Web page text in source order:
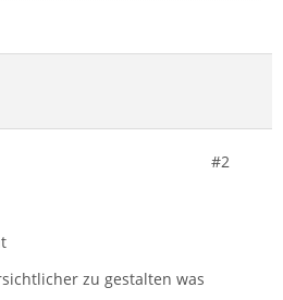
#2
zu gestalten was